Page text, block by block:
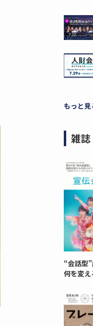
もっと見
雑
“会話型
何を変え